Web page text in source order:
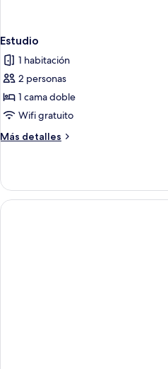
Estudio
1 habitación
2 personas
1 cama doble
Wifi gratuito
Más detalles
Más